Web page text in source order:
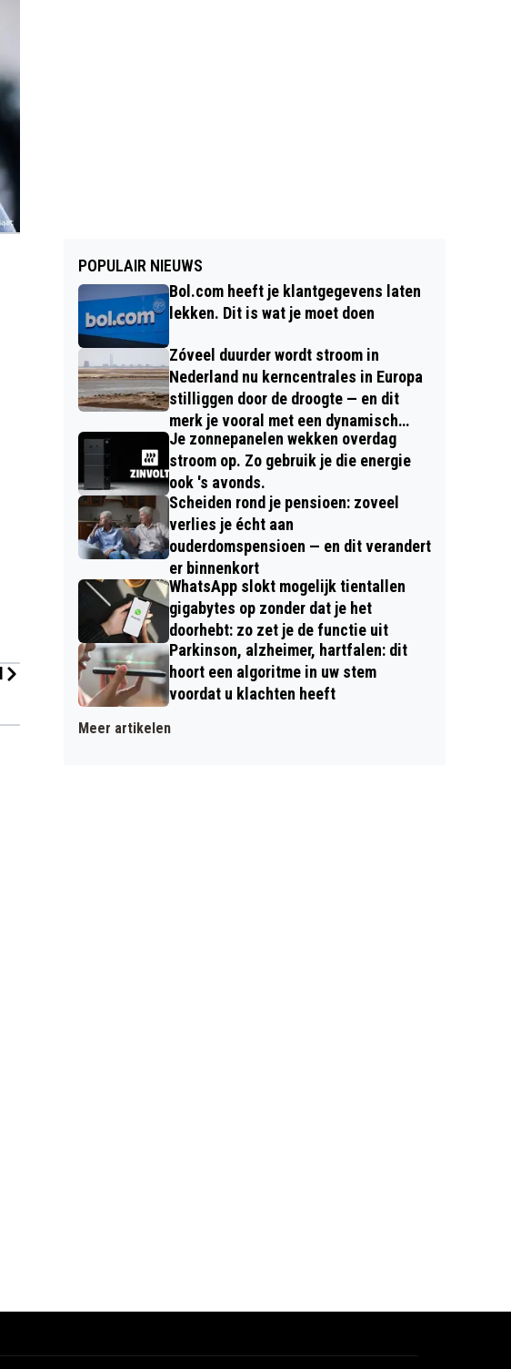
POPULAIR NIEUWS
Bol.com heeft je klantgegevens laten
lekken. Dit is wat je moet doen
Zóveel duurder wordt stroom in
Nederland nu kerncentrales in Europa
stilliggen door de droogte — en dit
merk je vooral met een dynamisch
contract
Je zonnepanelen wekken overdag
stroom op. Zo gebruik je die energie
ook 's avonds.
Scheiden rond je pensioen: zoveel
verlies je écht aan
ouderdomspensioen — en dit verandert
er binnenkort
WhatsApp slokt mogelijk tientallen
gigabytes op zonder dat je het
doorhebt: zo zet je de functie uit
Parkinson, alzheimer, hartfalen: dit
hoort een algoritme in uw stem
voordat u klachten heeft
Meer artikelen